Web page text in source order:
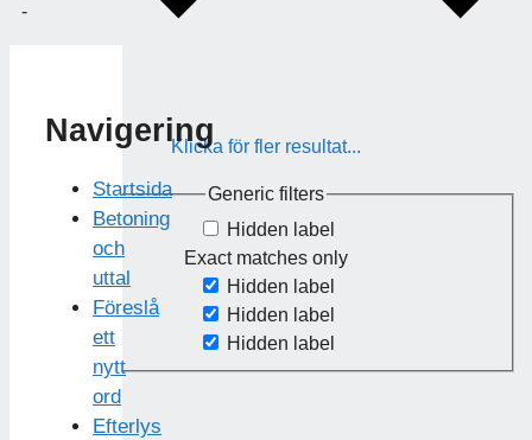
Klicka för fler resultat...
Generic filters
Hidden label
Exact matches only
Hidden label
Hidden label
Hidden label
-
Navigering
Startsida
Betoning
och
uttal
Föreslå
ett
nytt
ord
Efterlys